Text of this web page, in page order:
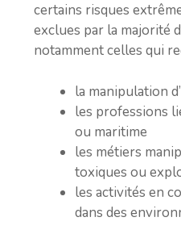
certains risques
exclues par la majorité
notamment celles qui
la manipulation
les professions
ou maritime
les métiers
toxiques ou
les activités en
dans des